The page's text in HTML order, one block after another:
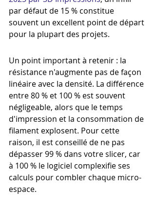
par défaut de 15 % constitue
souvent un excellent point de départ
pour la plupart des projets.
Un point important à retenir : la
résistance n'augmente pas de façon
linéaire avec la densité. La différence
entre 80 % et 100 % est souvent
négligeable, alors que le temps
d'impression et la consommation de
filament explosent. Pour cette
raison, il est conseillé de ne pas
dépasser 99 % dans votre slicer, car
à 100 % le logiciel complexifie ses
calculs pour combler chaque micro-
espace.